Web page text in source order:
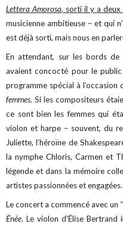
Lettera Amorosa, sorti il y a deux
musicienne ambitieuse – et qui
est déjà sorti, mais nous en
En attendant, sur les bords
avaient concocté pour le
programme spécial à l’occasion
femmes. Si les compositeurs
ce sont bien les femmes qui
violon et harpe – souvent, du
Juliette, l’héroïne de
la nymphe Chloris, Carmen et
légende et dans la mémoire
artistes passionnées et engagées.
Le concert a commencé avec un
Énée. Le violon d'Élise Bertrand